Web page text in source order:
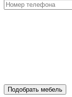
Подобрать мебель